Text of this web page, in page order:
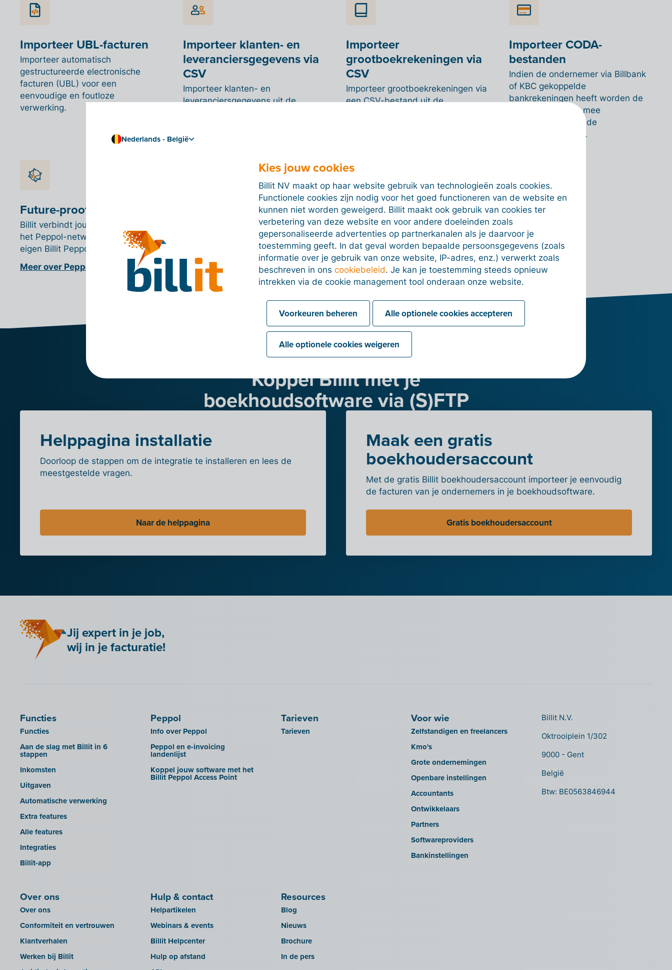
Importeer UBL-facturen
Importeer automatisch
gestructureerde electronische
facturen (UBL) voor een
eenvoudige en foutloze
verwerking.
Importeer klanten- en
leveranciersgegevens via
CSV
Importeer klanten- en
leveranciersgegevens uit de
Importeer
grootboekrekeningen via
CSV
Importeer grootboekrekeningen via
een CSV-bestand uit de
Importeer CODA-
bestanden
Indien de ondernemer via Billbank
of KBC gekoppelde
bankrekeningen heeft worden de
CODA-bestanden mee
geëxporteerd naar de
boekhoudsoftware.
Future-proof met Peppol
Billit verbindt jou en je klanten met
het Peppol-netwerk dankzij het
eigen Billit Peppol Access Point.
Meer over Peppol
Koppel Billit met je
boekhoudsoftware via (S)FTP
Helppagina installatie
Doorloop de stappen om de integratie te installeren en lees de
meestgestelde vragen.
Naar de helppagina
Maak een gratis
boekhoudersaccount
Met de gratis Billit boekhoudersaccount importeer je eenvoudig
de facturen van je ondernemers in je boekhoudsoftware.
Gratis boekhoudersaccount
Jij expert in je job,
wij in je facturatie!
Functies
Functies
Aan de slag met Billit in 6
stappen
Inkomsten
Uitgaven
Automatische verwerking
Extra features
Alle features
Integraties
Billit-app
Peppol
Info over Peppol
Peppol en e-invoicing
landenlijst
Koppel jouw software met het
Billit Peppol Access Point
Tarieven
Tarieven
Voor wie
Zelfstandigen en freelancers
Kmo's
Grote ondernemingen
Openbare instellingen
Accountants
Ontwikkelaars
Partners
Softwareproviders
Bankinstellingen
Over ons
Over ons
Conformiteit en vertrouwen
Klantverhalen
Werken bij Billit
Hulp & contact
Helpartikelen
Webinars & events
Billit Helpcenter
Hulp op afstand
Resources
Blog
Nieuws
Brochure
In de pers
Billit N.V.
Oktrooiplein 1/302
9000 - Gent
België
Btw: BE0563846944
Nederlands - België
Kies jouw cookies
Billit NV maakt op haar website gebruik van technologieën zoals cookies.
Functionele cookies zijn nodig voor het goed functioneren van de website en
kunnen niet worden geweigerd. Billit maakt ook gebruik van cookies ter
verbetering van deze website en voor andere doeleinden zoals
gepersonaliseerde advertenties op partnerkanalen als je daarvoor je
toestemming geeft. In dat geval worden bepaalde persoonsgegevens (zoals
informatie over je gebruik van onze website, IP-adres, enz.) verwerkt zoals
beschreven in onscookiebeleid. Je kan je toestemming steeds opnieuw
intrekken via de cookie management tool onderaan onze website.
Voorkeuren beheren Alle optionele cookies accepteren
Alle optionele cookies weigeren